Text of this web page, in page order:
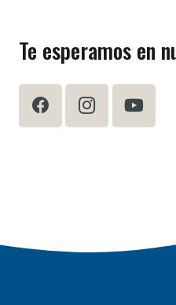
Te esperamos en